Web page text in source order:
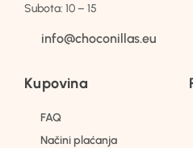
Subota: 10 – 15
info@choconillas.eu
Kupovina
FAQ
Načini plaćanja